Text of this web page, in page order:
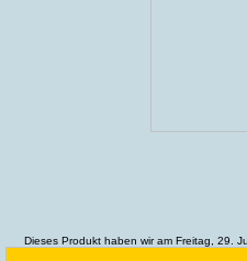
Dieses Produkt haben wir am Freitag, 29.